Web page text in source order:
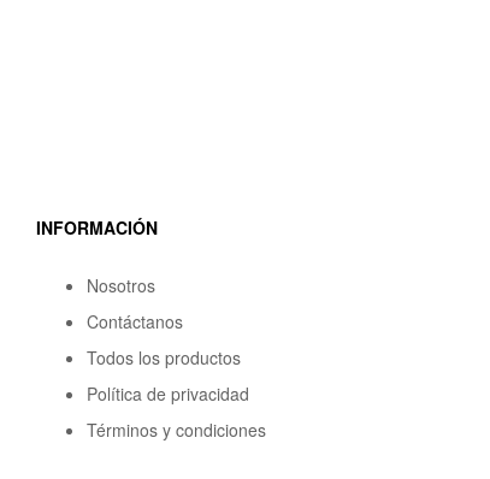
INFORMACIÓN
Nosotros
Contáctanos
Todos los productos
Política de privacidad
Términos y condiciones